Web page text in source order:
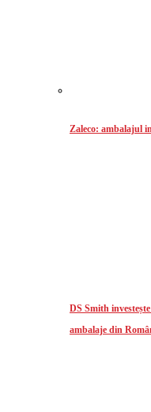
Zaleco: ambalajul
DS Smith
ambalaje din